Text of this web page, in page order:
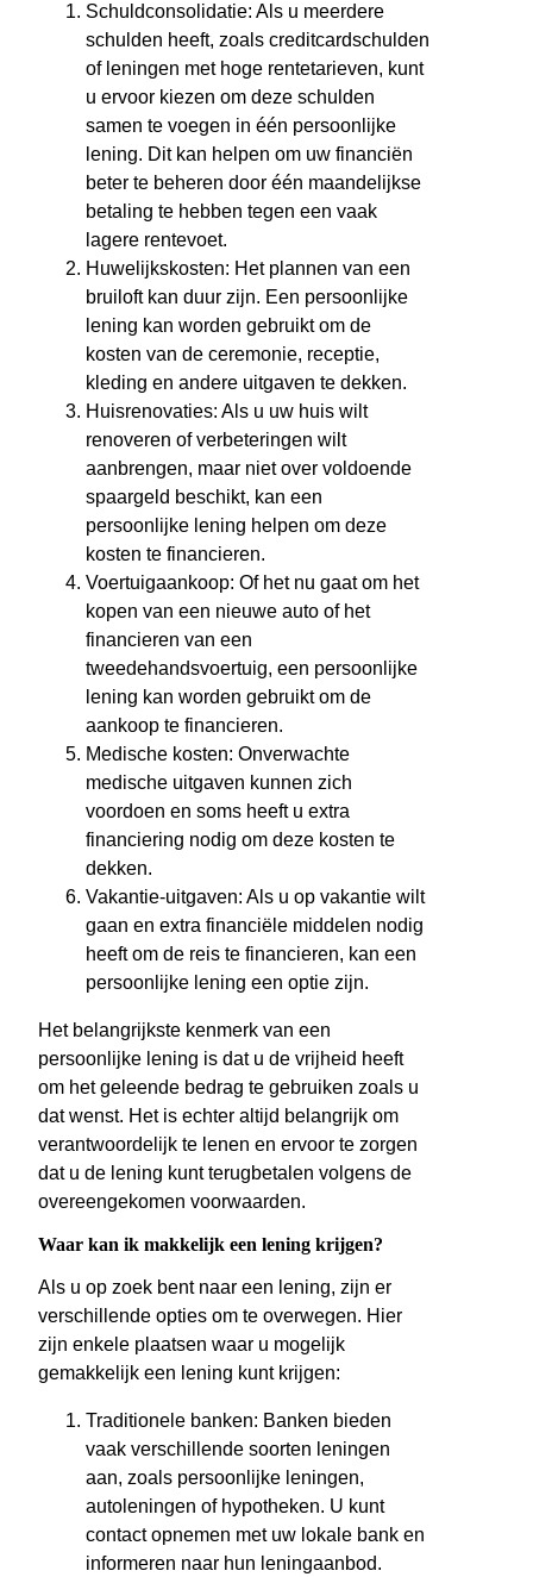
Schuldconsolidatie: Als u meerdere
schulden heeft, zoals creditcardschulden
of leningen met hoge rentetarieven, kunt
u ervoor kiezen om deze schulden
samen te voegen in één persoonlijke
lening. Dit kan helpen om uw financiën
beter te beheren door één maandelijkse
betaling te hebben tegen een vaak
lagere rentevoet.
Huwelijkskosten: Het plannen van een
bruiloft kan duur zijn. Een persoonlijke
lening kan worden gebruikt om de
kosten van de ceremonie, receptie,
kleding en andere uitgaven te dekken.
Huisrenovaties: Als u uw huis wilt
renoveren of verbeteringen wilt
aanbrengen, maar niet over voldoende
spaargeld beschikt, kan een
persoonlijke lening helpen om deze
kosten te financieren.
Voertuigaankoop: Of het nu gaat om het
kopen van een nieuwe auto of het
financieren van een
tweedehandsvoertuig, een persoonlijke
lening kan worden gebruikt om de
aankoop te financieren.
Medische kosten: Onverwachte
medische uitgaven kunnen zich
voordoen en soms heeft u extra
financiering nodig om deze kosten te
dekken.
Vakantie-uitgaven: Als u op vakantie wilt
gaan en extra financiële middelen nodig
heeft om de reis te financieren, kan een
persoonlijke lening een optie zijn.
Het belangrijkste kenmerk van een
persoonlijke lening is dat u de vrijheid heeft
om het geleende bedrag te gebruiken zoals u
dat wenst. Het is echter altijd belangrijk om
verantwoordelijk te lenen en ervoor te zorgen
dat u de lening kunt terugbetalen volgens de
overeengekomen voorwaarden.
Waar kan ik makkelijk een lening krijgen?
Als u op zoek bent naar een lening, zijn er
verschillende opties om te overwegen. Hier
zijn enkele plaatsen waar u mogelijk
gemakkelijk een lening kunt krijgen:
Traditionele banken: Banken bieden
vaak verschillende soorten leningen
aan, zoals persoonlijke leningen,
autoleningen of hypotheken. U kunt
contact opnemen met uw lokale bank en
informeren naar hun leningaanbod.